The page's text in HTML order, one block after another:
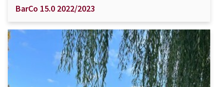
BarCo 15.0 2022/2023